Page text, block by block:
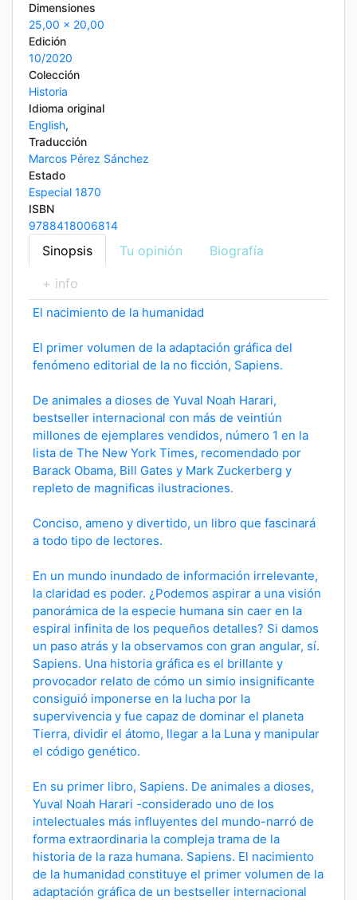
Dimensiones
25,00 x 20,00
Edición
10/2020
Colección
Historia
Idioma original
English,
Traducción
Marcos Pérez Sánchez
Estado
Especial 1870
ISBN
9788418006814
Sinopsis Tu opinión Biografía
+ info
El nacimiento de la humanidad
El primer volumen de la adaptación gráfica del
fenómeno editorial de la no ficción, Sapiens.
De animales a dioses de Yuval Noah Harari,
bestseller internacional con más de veintiún
millones de ejemplares vendidos, número 1 en la
lista de The New York Times, recomendado por
Barack Obama, Bill Gates y Mark Zuckerberg y
repleto de magnificas ilustraciones.
Conciso, ameno y divertido, un libro que fascinará
a todo tipo de lectores.
En un mundo inundado de información irrelevante,
la claridad es poder. ¿Podemos aspirar a una visión
panorámica de la especie humana sin caer en la
espiral infinita de los pequeños detalles? Si damos
un paso atrás y la observamos con gran angular, sí.
Sapiens. Una historia gráfica es el brillante y
provocador relato de cómo un simio insignificante
consiguió imponerse en la lucha por la
supervivencia y fue capaz de dominar el planeta
Tierra, dividir el átomo, llegar a la Luna y manipular
el código genético.
En su primer libro, Sapiens. De animales a dioses,
Yuval Noah Harari -considerado uno de los
intelectuales más influyentes del mundo-narró de
forma extraordinaria la compleja trama de la
historia de la raza humana. Sapiens. El nacimiento
de la humanidad constituye el primer volumen de la
adaptación gráfica de un bestseller internacional